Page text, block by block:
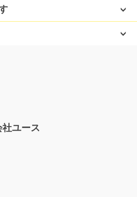
未経験の方も大歓迎♪手のひらサイ
務の経験がある方、大歓迎♪もち
…
ユース